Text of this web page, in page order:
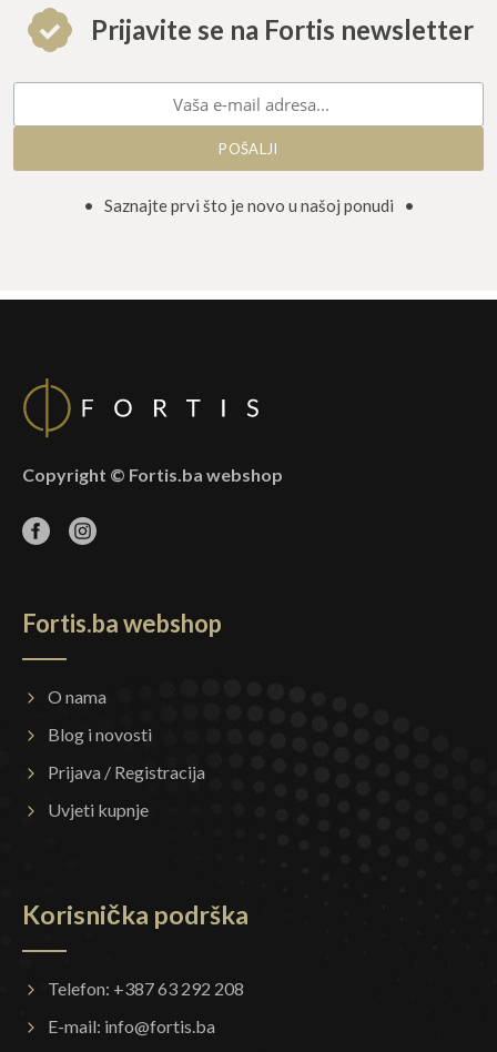
Prijavite se na Fortis newsletter
• Saznajte prvi što je novo u našoj ponudi •
Copyright © Fortis.ba webshop
Fortis.ba webshop
O nama
Blog i novosti
Prijava / Registracija
Uvjeti kupnje
Korisnička podrška
Telefon: +387 63 292 208
E-mail: info@fortis.ba